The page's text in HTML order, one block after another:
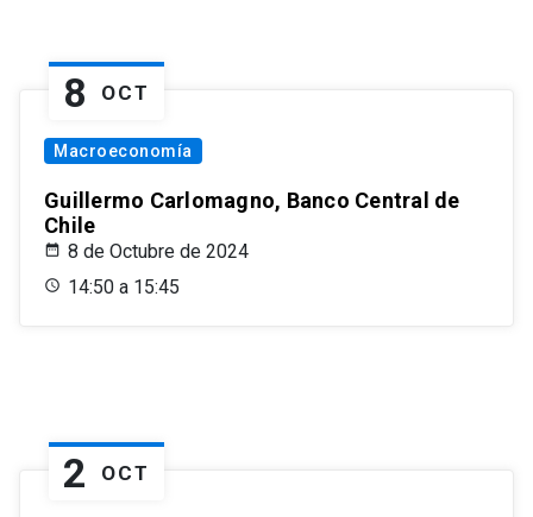
8 OCT
Macroeconomía
Guillermo Carlomagno, Banco Central de
Chile
8 de Octubre de 2024
14:50 a 15:45
2 OCT